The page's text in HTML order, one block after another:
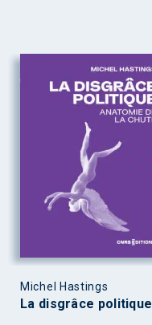
Michel Hastings
La disgrâce politique